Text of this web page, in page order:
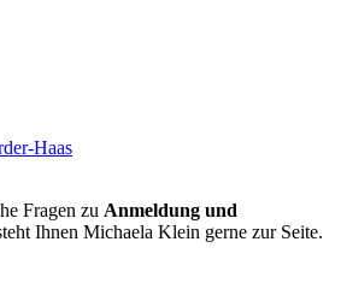
Haas
Fragen zu Anmeldung und
Ihnen Michaela Klein gerne zur Seite.